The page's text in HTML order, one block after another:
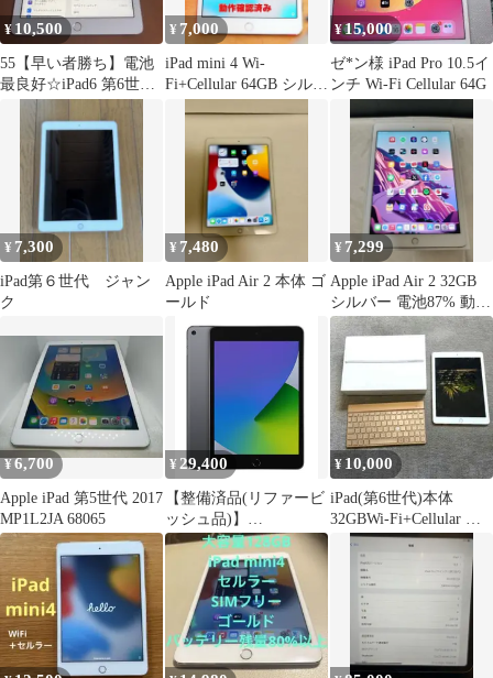
¥ 10,500
55【早い者勝ち】電池
最良好☆iPad6 第6世代
¥ 7,000
iPad mini 4 Wi-
Fi+Cellular 64GB シルバ
¥15,000
ゼ*ン様 iPad Pro 10.5イ
ンチ Wi-Fi Cellular 64G
¥ 7,300
iPad第６世代 ジャン
ク
¥ 7,480
Apple iPad Air 2 本体 ゴ
ールド
¥ 7,299
Apple iPad Air 2 32GB
シルバー 電池87% 動作
確認済
¥6,700
Apple iPad 第5世代 2017
MP1L2JA 68065
¥ 29,400
【整備済品(リファービ
ッシュ品)】
iPadmini(第5世
代)cellular スペースグ
レイ 64GB
¥ 10,000
iPad(第6世代)本体
32GBWi-Fi+Cellular シ
ルバー